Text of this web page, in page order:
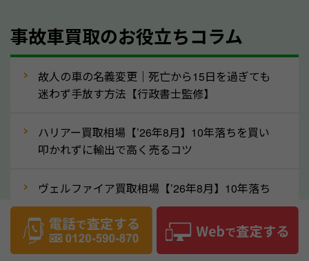
あるため、まずは岡山県のソコカラへ車の状態につい
てお気軽にご相談ください。
⑥車の需要が高まるタイミングで売るのも
高価買取のポイント！
買取依頼をするのもポイントです。車にも需要の高い
めになる可能性もあります。逆に需要が高い時期であ
れば、高い価格でも買取やすくなります。一般的に新
生活に向けた準備を始める1〜3月ごろは、中古車の
需要が高いです。また、転職者が多い9〜10月ごろ
事故車買取のお役立ちコラム
故人の車の名義変更｜死亡から15日を過ぎても
迷わず手放す方法【行政書士監修】
ハリアー買取相場【’26年8月】10年落ちを買い
叩かれずに輸出で高く売るコツ
ヴェルファイア買取相場【’26年8月】10年落ち
でも「輸出」で高く売るコツ
デリカD:5買取相場【’26年8月】10年落ちを